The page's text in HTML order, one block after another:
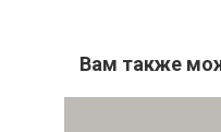
Вам также